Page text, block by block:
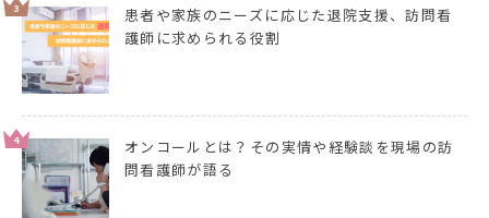
3
患者や家族のニーズに応じた退院支援、訪問看
護師に求められる役割
4
オンコールとは？その実情や経験談を現場の訪
問看護師が語る